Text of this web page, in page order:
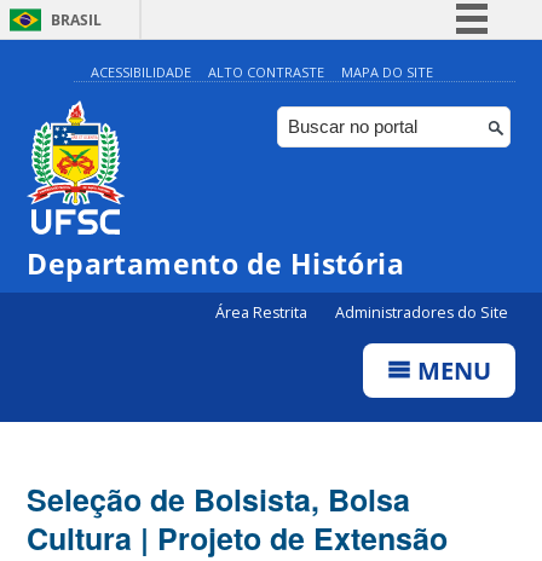
BRASIL
Simplifique!
Comunica BR
Participe
Canais
ACESSIBILIDADE ALTO CONTRASTE MAPA DO SITE
Departamento de História
Área Restrita Administradores do Site
MENU
Seleção de Bolsista, Bolsa
Cultura | Projeto de Extensão